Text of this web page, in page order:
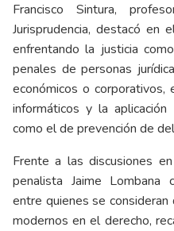
Francisco Sintura,
Jurisprudencia, destacó
enfrentando la justicia
penales de personas
económicos o
informáticos y la
como el de prevención de
Frente a las discusiones
penalista Jaime Lombana
entre quienes se
modernos en el derecho,